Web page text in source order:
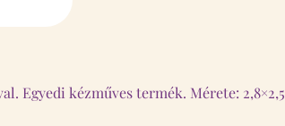
Egyedi kézműves termék. Mérete: